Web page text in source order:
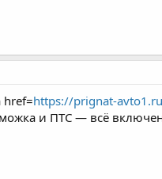
href=https://prignat-
и ПТС — всё